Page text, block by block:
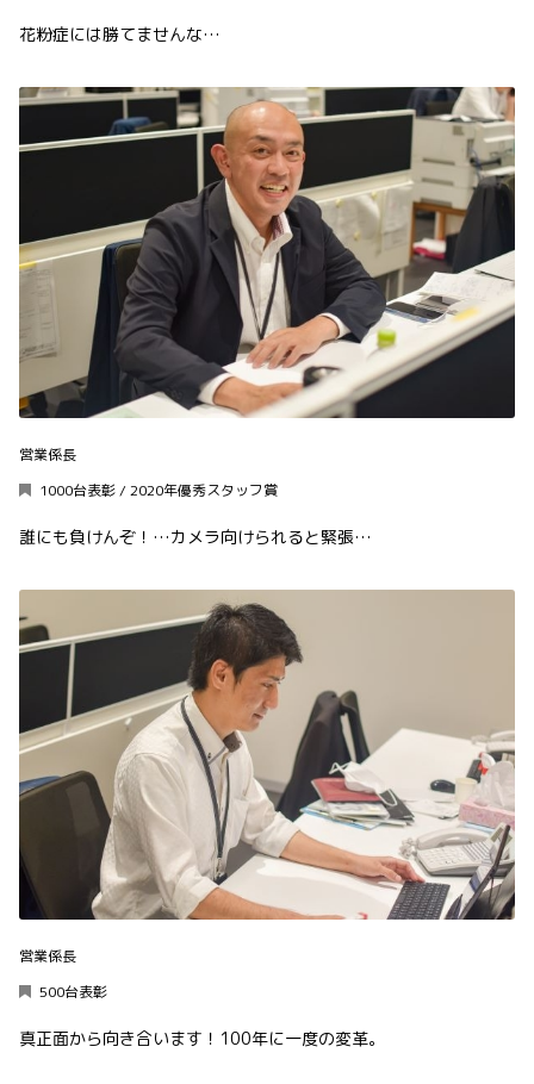
花粉症には勝てませんな…
営業係長
1000台表彰 / 2020年優秀スタッフ賞
誰にも負けんぞ！…カメラ向けられると緊張…
営業係長
500台表彰
真正面から向き合います！100年に一度の変革。